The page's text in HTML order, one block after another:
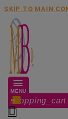
SKIP TO MAIN
MENU
shopping_cart
0
